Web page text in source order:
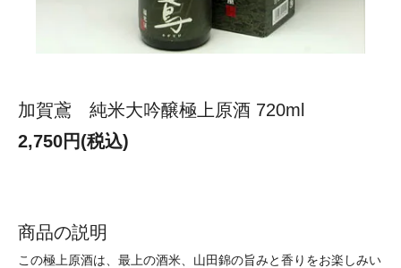
加賀鳶 純米大吟醸極上原酒 720ml
2,750円(税込)
商品の説明
この極上原酒は、最上の酒米、山田錦の旨みと香りをお楽しみい